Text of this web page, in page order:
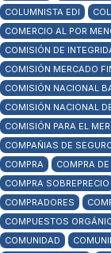
COLUMNISTA EDI
COMERCIO AL POR
COMISIÓN DE
COMISIÓN MERCADO
COMISIÓN NACIONAL
COMISIÓN NACIONAL
COMISIÓN PARA EL
COMPAÑIAS DE
COMPRA
COMPRA
COMPRA SOBREPRECIO
COMPRADORES
COMPUESTOS
COMUNIDAD